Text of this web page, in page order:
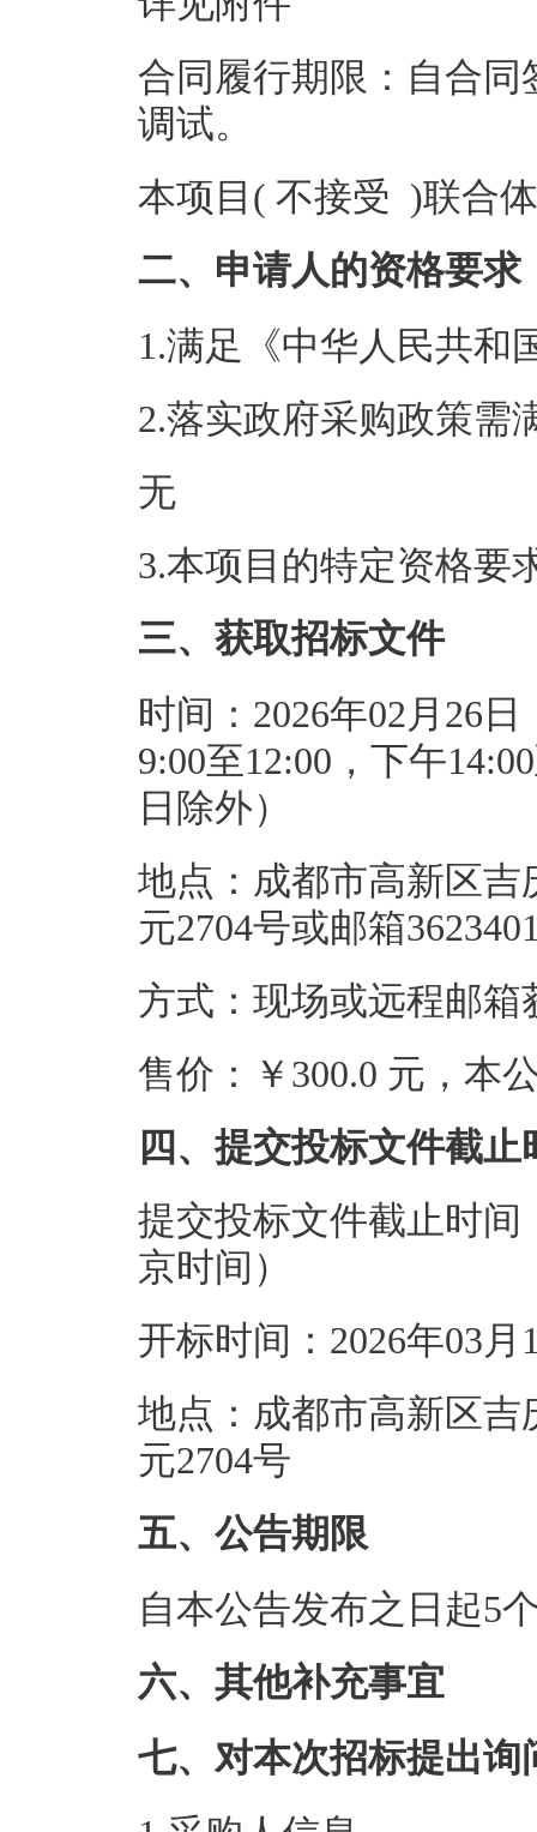
合同履行期限：自合同
调试。
本项目( 不接受 )联合
二、申请人的资格要求
1.满足《中华人民共和
2.落实政府采购政策需
无
3.本项目的特定资格要
三、获取招标文件
时间：2026年02月26
9:00至12:00，下午
日除外）
地点：成都市高新区吉
元2704号或邮箱
方式：现场或远程邮箱
售价：￥300.0 元，本
四、提交投标文件截
提交投标文件截止时间
京时间）
开标时间：2026年03
地点：成都市高新区吉
元2704号
五、公告期限
自本公告发布之日起5
六、其他补充事宜
七、对本次招标提出